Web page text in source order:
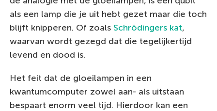
als een lamp die je uit hebt gezet maar die toch
blijft knipperen. Of zoals Schrödingers kat,
waarvan wordt gezegd dat die tegelijkertijd
levend en dood is.
Het feit dat de gloeilampen in een
kwantumcomputer zowel aan- als uitstaan
bespaart enorm veel tijd. Hierdoor kan een